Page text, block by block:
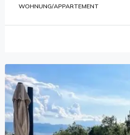
WOHNUNG/APPARTEMENT